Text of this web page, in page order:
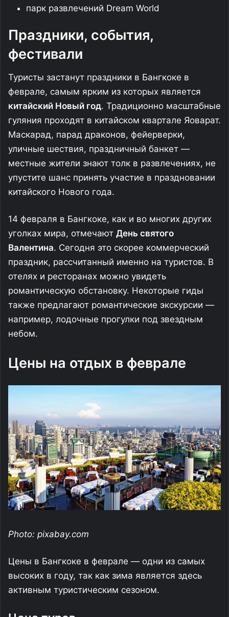
парк развлечений Dream World
Праздники, события,
фестивали
Туристы застанут праздники в Бангкоке в
феврале, самым ярким из которых является
китайский Новый год. Традиционно масштабные
гуляния проходят в китайском квартале Яоварат.
Маскарад, парад драконов, фейерверки,
уличные шествия, праздничный банкет —
местные жители знают толк в развлечениях, не
упустите шанс принять участие в праздновании
китайского Нового года.
14 февраля в Бангкоке, как и во многих других
уголках мира, отмечают День святого
Валентина. Сегодня это скорее коммерческий
праздник, рассчитанный именно на туристов. В
отелях и ресторанах можно увидеть
романтическую обстановку. Некоторые гиды
также предлагают романтические экскурсии —
например, лодочные прогулки под звездным
небом.
Цены на отдых в феврале
Photo: pixabay.com
Цены в Бангкоке в феврале — одни из самых
высоких в году, так как зима является здесь
активным туристическим сезоном.